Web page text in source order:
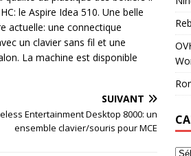
le Aspire Idea 510. Une belle
actuelle: une connectique
un clavier sans fil et une
La machine est disponible
SUIVANT
Entertainment Desktop 8000: un
ensemble clavier/souris pour MCE